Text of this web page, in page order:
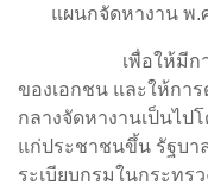
แผนกจัดหางาน พ.ศ
เพื่อให้มีการควบ
ของเอกชน และให้กา
กลางจัดหางานเป็นไป
แก่ประชาชนขึ้น รัฐบา
ระเบียบกรมในกระทร